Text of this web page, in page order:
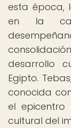
esta época,
en la
desarrollo
Egipto.
conocida
el
cultural del